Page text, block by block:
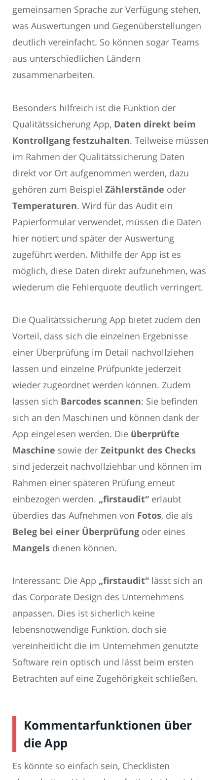
gemeinsamen Sprache zur Verfügung stehen,
was Auswertungen und Gegenüberstellungen
deutlich vereinfacht. So können sogar Teams
aus unterschiedlichen Ländern
zusammenarbeiten.
Besonders hilfreich ist die Funktion der
Qualitätssicherung App, Daten direkt beim
Kontrollgang festzuhalten. Teilweise müssen
im Rahmen der Qualitätssicherung Daten
direkt vor Ort aufgenommen werden, dazu
gehören zum Beispiel Zählerstände oder
Temperaturen. Wird für das Audit ein
Papierformular verwendet, müssen die Daten
hier notiert und später der Auswertung
zugeführt werden. Mithilfe der App ist es
möglich, diese Daten direkt aufzunehmen, was
wiederum die Fehlerquote deutlich verringert.
Die Qualitätssicherung App bietet zudem den
Vorteil, dass sich die einzelnen Ergebnisse
einer Überprüfung im Detail nachvollziehen
lassen und einzelne Prüfpunkte jederzeit
wieder zugeordnet werden können. Zudem
lassen sich Barcodes scannen: Sie befinden
sich an den Maschinen und können dank der
App eingelesen werden. Die überprüfte
Maschine sowie der Zeitpunkt des Checks
sind jederzeit nachvollziehbar und können im
Rahmen einer späteren Prüfung erneut
einbezogen werden. „firstaudit“ erlaubt
überdies das Aufnehmen von Fotos, die als
Beleg bei einer Überprüfung oder eines
Mangels dienen können.
Interessant: Die App „firstaudit“ lässt sich an
das Corporate Design des Unternehmens
anpassen. Dies ist sicherlich keine
lebensnotwendige Funktion, doch sie
vereinheitlicht die im Unternehmen genutzte
Software rein optisch und lässt beim ersten
Betrachten auf eine Zugehörigkeit schließen.
Kommentarfunktionen über
die App
Es könnte so einfach sein, Checklisten